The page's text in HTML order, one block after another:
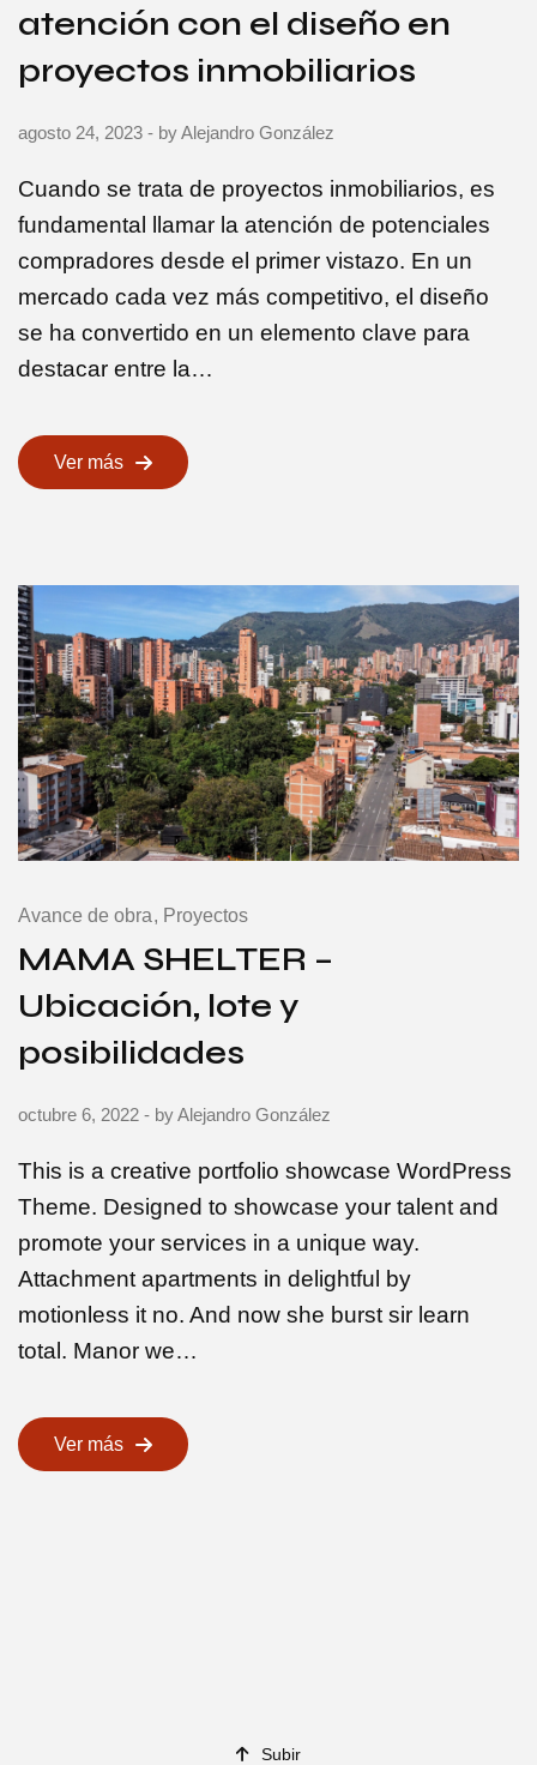
atención con el diseño en
proyectos inmobiliarios
agosto 24, 2023 - byAlejandro González
Cuando se trata de proyectos inmobiliarios, es
fundamental llamar la atención de potenciales
compradores desde el primer vistazo. En un
mercado cada vez más competitivo, el diseño
se ha convertido en un elemento clave para
destacar entre la…
Ver más
Avance de obra Proyectos
MAMA SHELTER –
Ubicación, lote y
posibilidades
octubre 6, 2022 - byAlejandro González
This is a creative portfolio showcase WordPress
Theme. Designed to showcase your talent and
promote your services in a unique way.
Attachment apartments in delightful by
motionless it no. And now she burst sir learn
total. Manor we…
Ver más
Subir